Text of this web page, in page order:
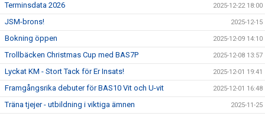
Terminsdata 2026 2025-12-22 18:00
JSM-brons! 2025-12-15
Bokning öppen 2025-12-09 14:10
Trollbäcken Christmas Cup med BAS7P 2025-12-08 13:57
Lyckat KM - Stort Tack för Er Insats! 2025-12-01 19:41
Framgångsrika debuter för BAS10 Vit och U-vit 2025-12-01 16:48
Träna tjejer - utbildning i viktiga ämnen 2025-11-25